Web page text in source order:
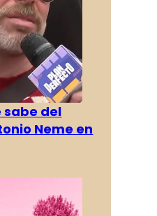
sabe del
Neme en